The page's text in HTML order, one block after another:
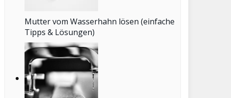
Mutter vom Wasserhahn lösen (einfache
Tipps & Lösungen)